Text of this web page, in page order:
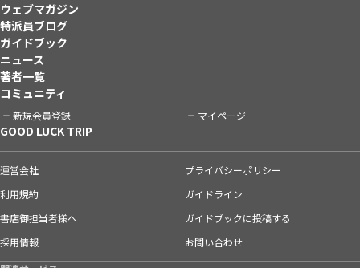
ウェブマガジン
特派員ブログ
ガイドブック
ニュース
著者一覧
コミュニティ
新規会員登録 マイページ
GOOD LUCK TRIP
運営会社
プライバシーポリシー
利用規約
ガイドライン
書店御担当者様へ
ガイドブックに投稿する
採用情報
お問い合わせ